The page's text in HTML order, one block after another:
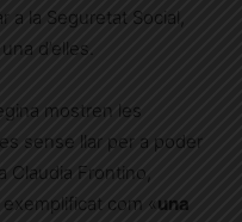
a la Seguretat Social,
d’elles.
mostren les
sense llar per a poder
Claudia Frontino,
com «una